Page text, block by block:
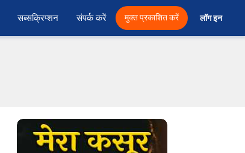
सब्सक्रिप्शन संपर्क करें मुक्त प्रकाशित करें लॉग इन